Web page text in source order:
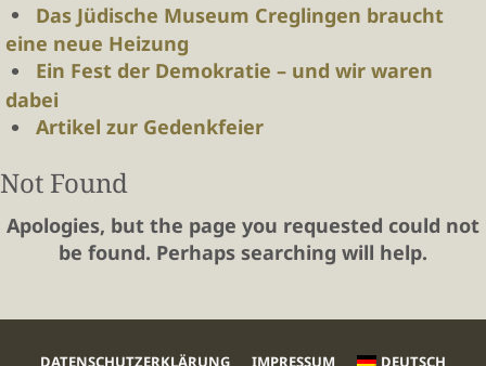
Das Jüdische Museum Creglingen braucht
eine neue Heizung
Ein Fest der Demokratie – und wir waren
dabei
Artikel zur Gedenkfeier
Not Found
Apologies, but the page you requested could not
be found. Perhaps searching will help.